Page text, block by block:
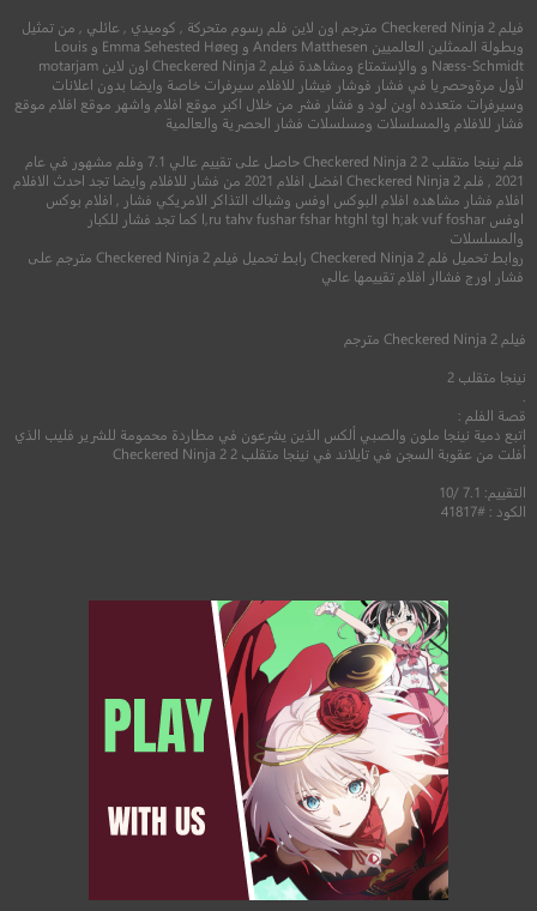
4.5
2018
+16
5.1
فيلم Checkered Ninja 2 مترجم اون لاين فلم رسوم متحركة , كوميدي , عائلي , من تمثيل
وبطولة الممثلين العالميين Anders Matthesen و Emma Sehested Høeg و Louis
Næss-Schmidt و والإستمتاع ومشاهدة فيلم Checkered Ninja 2 اون لاين motarjam
لأول مرةوحصريا في فشار فوشار فيشار للافلام سيرفرات خاصة وايضا بدون اعلانات
وسيرفرات متعدده اوبن لود و فشار فشر من خلال اكبر موقع افلام واشهر موقع افلام موقع
فشار للافلام والمسلسلات ومسلسلات فشار الحصرية والعالمية
فلم نينجا متقلب 2 Checkered Ninja 2 حاصل على تقييم عالي 7.1 وفلم مشهور في عام
2021 , فلم Checkered Ninja 2 افضل افلام 2021 من فشار للافلام وايضا تجد احدث الافلام
افلام فشار مشاهده افلام البوكس اوفس وشباك التذاكر الامريكي فشار , افلام بوكس
اوفس l,ru tahv fushar fshar htghl tgl h;ak vuf foshar كما تجد فشار للكبار
والمسلسلات
روابط تحميل فلم Checkered Ninja 2 رابط تحميل فيلم Checkered Ninja 2 مترجم على
فشار اورج فشاار افلام تقييمها عالي
فيلم Checkered Ninja 2مترجم
نينجا متقلب 2
قصة الفلم :
اتبع دمية نينجا ملون والصبي ألكس الذين يشرعون في مطاردة محمومة للشرير فليب الذي
أفلت من عقوبة السجن في تايلاند في نينجا متقلب 2 Checkered Ninja 2
التقييم: 7.1 /10
الكود : #41817